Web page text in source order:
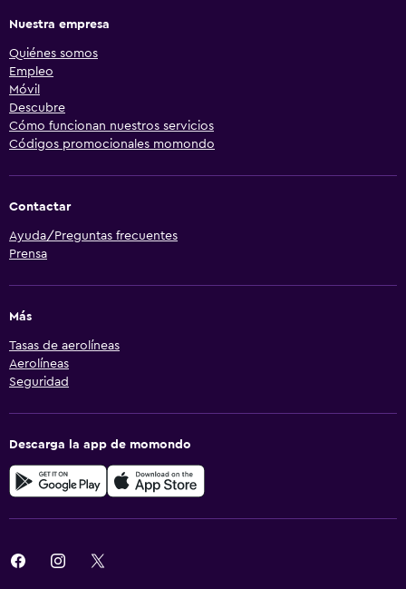
Nuestra empresa
Quiénes somos
Empleo
Móvil
Descubre
Cómo funcionan nuestros servicios
Códigos promocionales momondo
Contactar
Ayuda/Preguntas frecuentes
Prensa
Más
Tasas de aerolíneas
Aerolíneas
Seguridad
Descarga la app de momondo